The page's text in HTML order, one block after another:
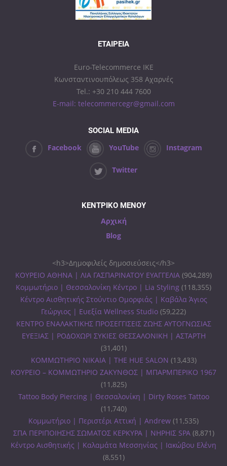
ΕΤΑΙΡΕΊΑ
Euro-Telecommerce IKE
Κωνσταντινουπόλεως 358 Αχαρνές
Tel.: +30 210 444 7600
E-mail: telecommercegr@gmail.com
SOCIAL MEDIA
Facebook YouTube Instagram
Twitter
ΚΕΝΤΡΙΚΟ ΜΕΝΟΥ
Αρχική
Blog
<h3>Δημοφιλείς δημοσιεύσεις</h3>
ΚΟΥΡΕΙΟ ΑΘΗΝΑ | ΛΙΑ ΓΑΣΠΑΡΙΝΑΤΟΥ ΕΥΑΓΓΕΛΙΑ (904,289)
Κομμωτήριο | Θεσσαλονίκη Κέντρο | Lia Styling (118,355)
Κέντρο Αισθητικής Στούντιο Ομορφιάς | Καβάλα Άγιος
Γεώργιος | Ευεξία Wellness Studio (59,222)
ΚΕΝΤΡΟ ΕΝΑΛΑΚΤΙΚΗΣ ΠΡΟΣΕΓΓΙΣΕΙΣ ΖΩΗΣ ΑΥΤΟΓΝΩΣΙΑΣ
ΕΥΕΞΙΑΣ | ΡΟΔΟΧΩΡΙ ΣΥΚΙΕΣ ΘΕΣΣΑΛΟΝΙΚΗ | ΑΣΤΑΡΤΗ
(31,401)
ΚΟΜΜΩΤΗΡΙΟ ΝΙΚΑΙΑ | THE HUE SALON (13,433)
ΚΟΥΡΕΙΟ – ΚΟΜΜΩΤΗΡΙΟ ΖΑΚΥΝΘΟΣ | ΜΠΑΡΜΠΕΡΙΚΟ 1967
(11,825)
Tattoo Body Piercing | Θεσσαλονίκη | Dirty Roses Tattoo
(11,740)
Κομμωτήριο | Περιστέρι Αττική | Andrew (11,535)
ΣΠΑ ΠΕΡΙΠΟΙΗΣΗΣ ΣΩΜΑΤΟΣ ΚΕΡΚΥΡΑ | ΝΗΡΗΙΣ SPA (8,871)
Κέντρο Αισθητικής | Καλαμάτα Μεσσηνίας | Ιακώβου Ελένη
(8,551)